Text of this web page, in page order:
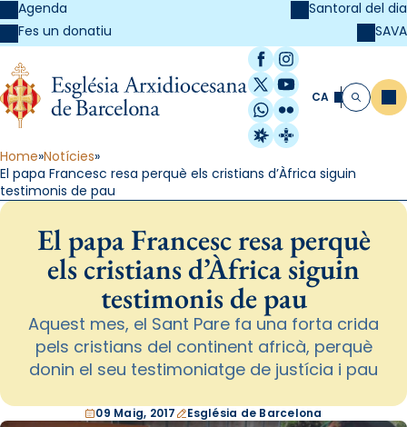
Agenda
Fes un donatiu
Santoral del dia
SAVA
Facebook
Instagram
X / Twitter
YouTube
WhatsApp
Flickr
Radio Estel
Catalunya
CA Cerca
Home Notícies
El papa Francesc resa perquè els cristians d’Àfrica siguin
testimonis de pau
El papa Francesc resa perquè
els cristians d’Àfrica siguin
testimonis de pau
Aquest mes, el Sant Pare fa una forta crida
pels cristians del continent africà, perquè
donin el seu testimoniatge de justícia i pau
09 Maig, 2017 Església de Barcelona